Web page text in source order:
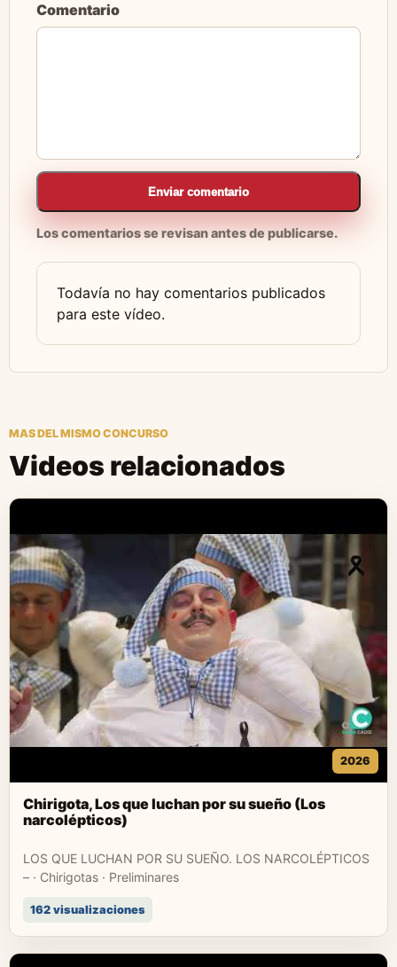
Comentario
Enviar comentario
Los comentarios se revisan antes de publicarse.
Todavía no hay comentarios publicados
para este vídeo.
MAS DEL MISMO CONCURSO
Videos relacionados
2026
Chirigota, Los que luchan por su sueño (Los
narcolépticos)
LOS QUE LUCHAN POR SU SUEÑO. LOS NARCOLÉPTICOS
– · Chirigotas · Preliminares
162 visualizaciones